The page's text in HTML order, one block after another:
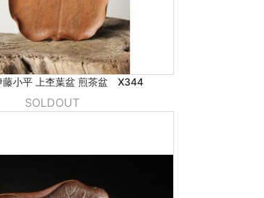
藤小平 上杢葉盆 煎茶盆 X344
SOLDOUT